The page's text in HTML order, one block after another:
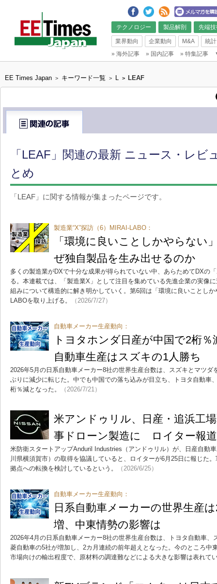
テクノロジー 製品解剖 先端
業界動向 企業動向 M&A
統計
» 海外記事 » 国内記事 » 特集記事
EE Times Japan > キーワード一覧 > L > LEAF
「LEAF」関連の最新 ニュース・レビ
とめ
「LEAF」に関する情報が集まったページです。
製造業“X”探訪（6）MIRAI-LABO：
「環境に良いことしかやらな
ぜ独自製品を生み出せるのか
多くの製造業がDXで十分な成果が得られていない中、あらためてDXの
る。本連載では、「製造業X」として注目を集めている先進企業の実像
組みについて構造的に解き明かしていく。第6回は「環境に良いことし
LABOを取り上げる。
（2026/7/27）
自動車メーカー生産動向：
トヨタホンダ日産が中国で2桁
自動車生産はスズキの1人勝ち
2026年5月の日系自動車メーカー8社の世界生産台数は、スズキとマツダ
ぶりに減少に転じた。中でも中国での落ち込みが目立ち、トヨタ自動車
桁％減となった。
（2026/7/21）
米アンドゥリル、日産・追浜工
事ドローン製造に ロイター報道
米防衛スタートアップAnduril Industries（アンドゥリル）が、日産自動
川県横須賀市）の取得を協議していると、ロイターが6月25日に報じた
拠点への転換を検討しているという。
（2026/6/25）
自動車メーカー生産動向：
日系自動車メーカーの世界生産
増、中東情勢の影響は
2026年4月の日系自動車メーカー8社の世界生産台数は、トヨタ自動車、
菱自動車の5社が増加し、2カ月連続の前年超えとなった。今のところ中
市場向けの輸出程度で、原材料の調達難などによる大きな影響は表れて